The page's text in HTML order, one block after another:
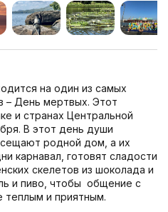
на один из самых
– День мертвых. Этот
и странах Центральной
В этот день души
родной дом, а их
карнавал, готовят сладости
скелетов из шоколада и
и пиво, чтобы общение с
и приятным.